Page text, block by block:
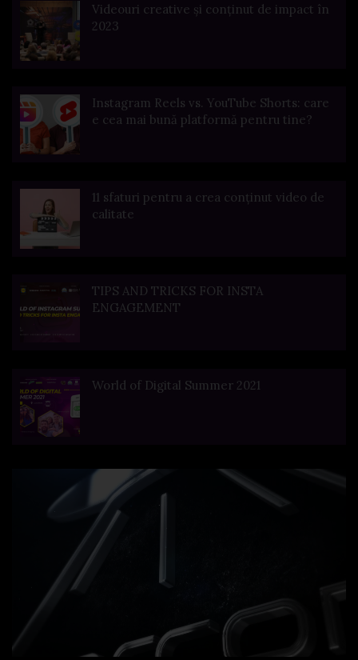
Videouri creative și conținut de impact în
2023
Instagram Reels vs. YouTube Shorts: care
e cea mai bună platformă pentru tine?
11 sfaturi pentru a crea conținut video de
calitate
TIPS AND TRICKS FOR INSTA
ENGAGEMENT
World of Digital Summer 2021